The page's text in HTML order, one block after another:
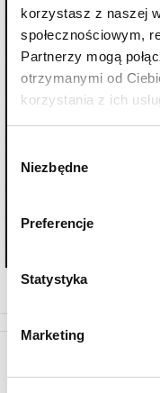
korzystasz z naszej
społecznościowym,
Partnerzy mogą
otrzymanymi od
korzystania z ich
zgody
Niezbędne
Preferencje
Statystyka
Marketing